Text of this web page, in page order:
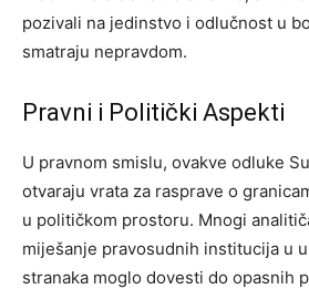
pozivali na jedinstvo i odlučnost u
smatraju nepravdom.
Pravni i Politički Aspekti
U pravnom smislu, ovakve odluke
otvaraju vrata za rasprave o
u političkom prostoru. Mnogi
miješanje pravosudnih institucija u
stranaka moglo dovesti do opasnih